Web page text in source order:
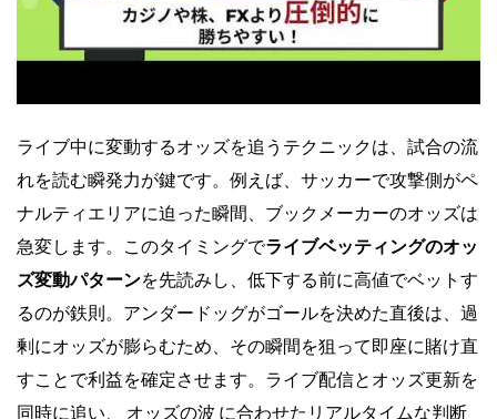
ライブ中に変動するオッズを追うテクニックは、試合の流
れを読む瞬発力が鍵です。例えば、サッカーで攻撃側がペ
ナルティエリアに迫った瞬間、ブックメーカーのオッズは
急変します。このタイミングでライブベッティングのオッ
ズ変動パターンを先読みし、低下する前に高値でベットす
るのが鉄則。アンダードッグがゴールを決めた直後は、過
剰にオッズが膨らむため、その瞬間を狙って即座に賭け直
すことで利益を確定させます。ライブ配信とオッズ更新を
同時に追い、
オッズの波 に合わせたリアルタイムな判断